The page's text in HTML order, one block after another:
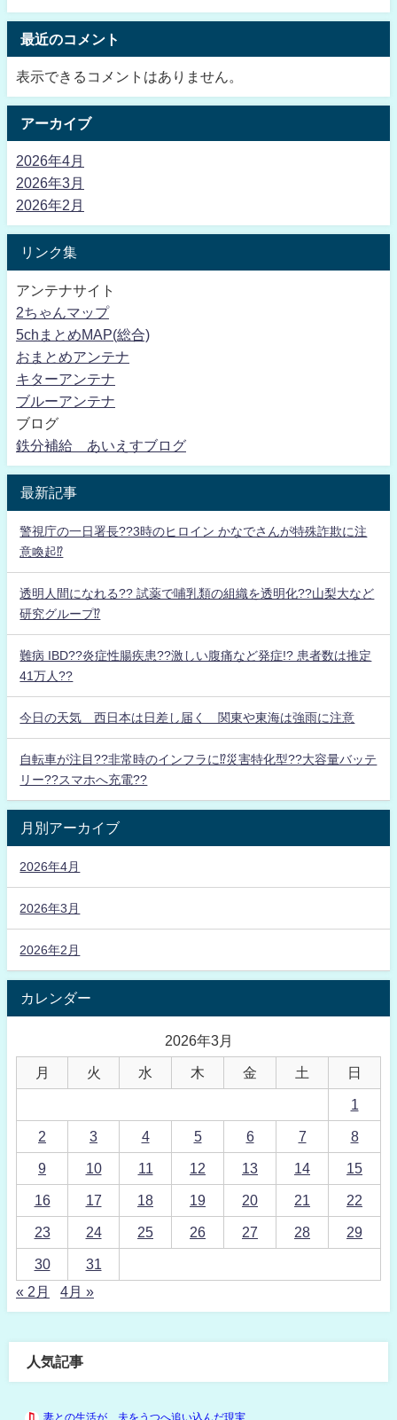
最近のコメント
表示できるコメントはありません。
アーカイブ
2026年4月
2026年3月
2026年2月
リンク集
アンテナサイト
2ちゃんマップ
5chまとめMAP(総合)
おまとめアンテナ
キターアンテナ
ブルーアンテナ
ブログ
鉄分補給 あいえすブログ
最新記事
警視庁の一日署長??3時のヒロイン かなでさんが特殊詐欺に注
意喚起⁉
透明人間になれる?? 試薬で哺乳類の組織を透明化??山梨大など
研究グループ⁉
難病 IBD??炎症性腸疾患??激しい腹痛など発症!? 患者数は推定
41万人??
今日の天気 西日本は日差し届く 関東や東海は強雨に注意
自転車が注目??非常時のインフラに⁉災害特化型??大容量バッテ
リー??スマホへ充電??
月別アーカイブ
2026年4月
2026年3月
2026年2月
カレンダー
2026年3月
月 火 水 木 金 土 日
1
2 3 4 5 6 7 8
9 10 11 12 13 14 15
16 17 18 19 20 21 22
23 24 25 26 27 28 29
30
31
« 2月
4月 »
人気記事